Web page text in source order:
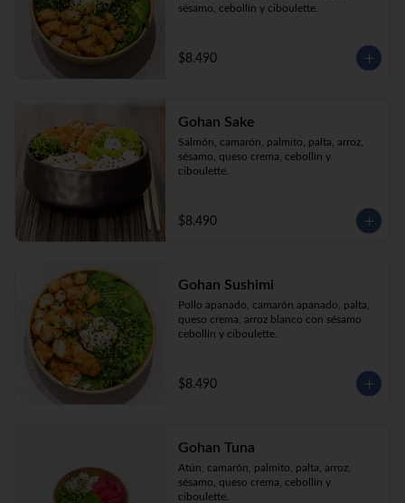
sésamo, cebollín y ciboulette.
$8.490
Gohan Sake
Salmón, camarón, palmito, palta, arroz,
sésamo, queso crema, cebollín y
ciboulette.
$8.490
Gohan Sushimi
Pollo apanado, camarón apanado, palta,
queso crema, arroz blanco con sésamo
cebollín y ciboulette.
$8.490
Gohan Tuna
Atún, camarón, palmito, palta, arroz,
sésamo, queso crema, cebollín y
ciboulette.